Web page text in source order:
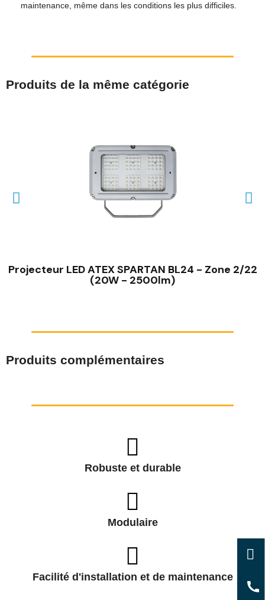
maintenance, même dans les conditions les plus difficiles.
Produits de la même catégorie
Projecteur LED ATEX SPARTAN BL24 - Zone 2/22
(20W - 2500lm)
Produits complémentaires
Robuste et durable
Modulaire
Facilité d'installation et de maintenance